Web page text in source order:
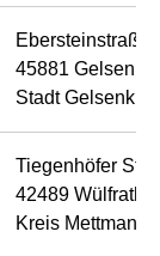
Ebersteinstraße
45881
Stadt
Tiegenhöfer
42489 Wülfrath
Kreis Mettmann